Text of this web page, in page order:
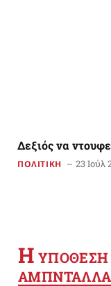
Δεξιός να
ΠΟΛΙΤΙΚΗ 23 Ιούλ
Η
ΑΜΠΝΤΑΛΛΑ